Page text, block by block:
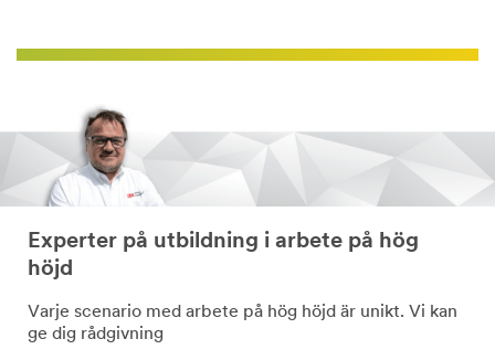
Experter på utbildning i arbete på hög
höjd
Varje scenario med arbete på hög höjd är unikt. Vi kan
ge dig rådgivning